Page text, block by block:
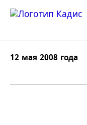
12 мая 2008 года